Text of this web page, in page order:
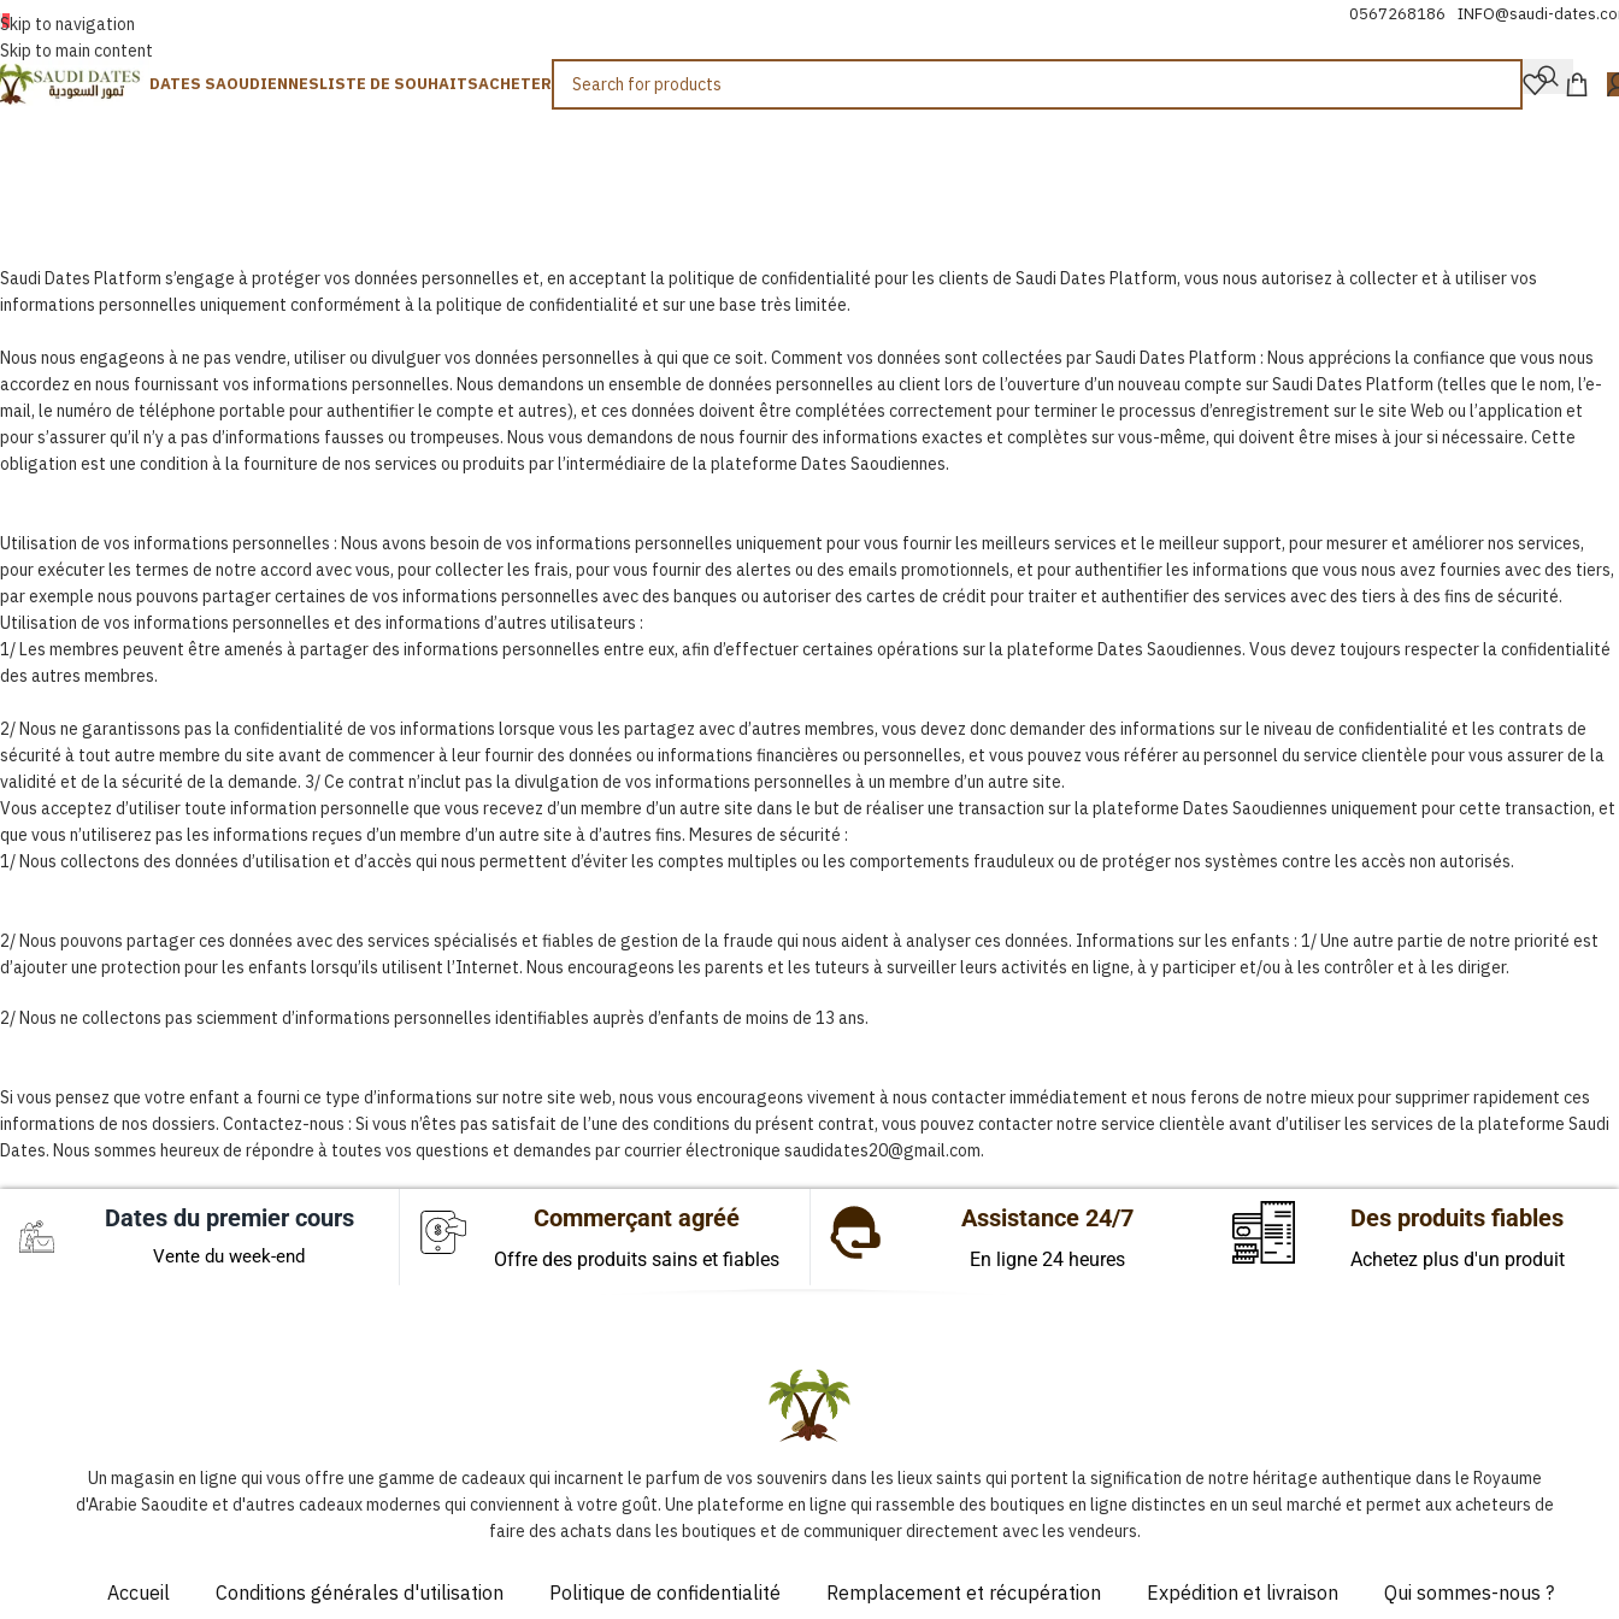
Skip to navigation
Skip to main content
FRANÇAIS 0567268186 INFO@saudi-
DATES SAOUDIENNESLISTE DE SOUHAITSACHETER
Saudi Dates Platform s’engage à protéger vos données personnelles et, en acceptant la politique de confidentialité pour les clients de Saudi Dates Platform, vous nous autorisez à collecter et à utiliser vos
informations personnelles uniquement conformément à la politique de confidentialité et sur une base très limitée.
Nous nous engageons à ne pas vendre, utiliser ou divulguer vos données personnelles à qui que ce soit. Comment vos données sont collectées par Saudi Dates Platform : Nous apprécions la confiance que vous nous
accordez en nous fournissant vos informations personnelles. Nous demandons un ensemble de données personnelles au client lors de l’ouverture d’un nouveau compte sur Saudi Dates Platform (telles que le nom, l’e-
mail, le numéro de téléphone portable pour authentifier le compte et autres), et ces données doivent être complétées correctement pour terminer le processus d’enregistrement sur le site Web ou l’application et
pour s’assurer qu’il n’y a pas d’informations fausses ou trompeuses. Nous vous demandons de nous fournir des informations exactes et complètes sur vous-même, qui doivent être mises à jour si nécessaire. Cette
obligation est une condition à la fourniture de nos services ou produits par l’intermédiaire de la plateforme Dates Saoudiennes.
Utilisation de vos informations personnelles : Nous avons besoin de vos informations personnelles uniquement pour vous fournir les meilleurs services et le meilleur support, pour mesurer et améliorer nos services,
pour exécuter les termes de notre accord avec vous, pour collecter les frais, pour vous fournir des alertes ou des emails promotionnels, et pour authentifier les informations que vous nous avez fournies avec des tiers,
par exemple nous pouvons partager certaines de vos informations personnelles avec des banques ou autoriser des cartes de crédit pour traiter et authentifier des services avec des tiers à des fins de sécurité.
Utilisation de vos informations personnelles et des informations d’autres utilisateurs :
1/ Les membres peuvent être amenés à partager des informations personnelles entre eux, afin d’effectuer certaines opérations sur la plateforme Dates Saoudiennes. Vous devez toujours respecter la confidentialité
des autres membres.
2/ Nous ne garantissons pas la confidentialité de vos informations lorsque vous les partagez avec d’autres membres, vous devez donc demander des informations sur le niveau de confidentialité et les contrats de
sécurité à tout autre membre du site avant de commencer à leur fournir des données ou informations financières ou personnelles, et vous pouvez vous référer au personnel du service clientèle pour vous assurer de la
validité et de la sécurité de la demande. 3/ Ce contrat n’inclut pas la divulgation de vos informations personnelles à un membre d’un autre site.
Vous acceptez d’utiliser toute information personnelle que vous recevez d’un membre d’un autre site dans le but de réaliser une transaction sur la plateforme Dates Saoudiennes uniquement pour cette transaction, et
que vous n’utiliserez pas les informations reçues d’un membre d’un autre site à d’autres fins. Mesures de sécurité :
1/ Nous collectons des données d’utilisation et d’accès qui nous permettent d’éviter les comptes multiples ou les comportements frauduleux ou de protéger nos systèmes contre les accès non autorisés.
2/ Nous pouvons partager ces données avec des services spécialisés et fiables de gestion de la fraude qui nous aident à analyser ces données. Informations sur les enfants : 1/ Une autre partie de notre priorité est
d’ajouter une protection pour les enfants lorsqu’ils utilisent l’Internet. Nous encourageons les parents et les tuteurs à surveiller leurs activités en ligne, à y participer et/ou à les contrôler et à les diriger.
2/ Nous ne collectons pas sciemment d’informations personnelles identifiables auprès d’enfants de moins de 13 ans.
Si vous pensez que votre enfant a fourni ce type d’informations sur notre site web, nous vous encourageons vivement à nous contacter immédiatement et nous ferons de notre mieux pour supprimer rapidement ces
informations de nos dossiers. Contactez-nous : Si vous n’êtes pas satisfait de l’une des conditions du présent contrat, vous pouvez contacter notre service clientèle avant d’utiliser les services de la plateforme Saudi
Dates. Nous sommes heureux de répondre à toutes vos questions et demandes par courrier électronique saudidates20@gmail.com.
Dates du premier cours
Vente du week-end
Commerçant agréé
Offre des produits sains et fiables
Assistance 24/7
En ligne 24 heures
Des produits fiables
Achetez plus d'un produit
Un magasin en ligne qui vous offre une gamme de cadeaux qui incarnent le parfum de vos souvenirs dans les lieux saints qui portent la signification de notre héritage authentique dans le Royaume
d'Arabie Saoudite et d'autres cadeaux modernes qui conviennent à votre goût. Une plateforme en ligne qui rassemble des boutiques en ligne distinctes en un seul marché et permet aux acheteurs de
faire des achats dans les boutiques et de communiquer directement avec les vendeurs.
Accueil Conditions générales d'utilisation Politique de confidentialité Remplacement et récupération Expédition et livraison Qui sommes-nous ?